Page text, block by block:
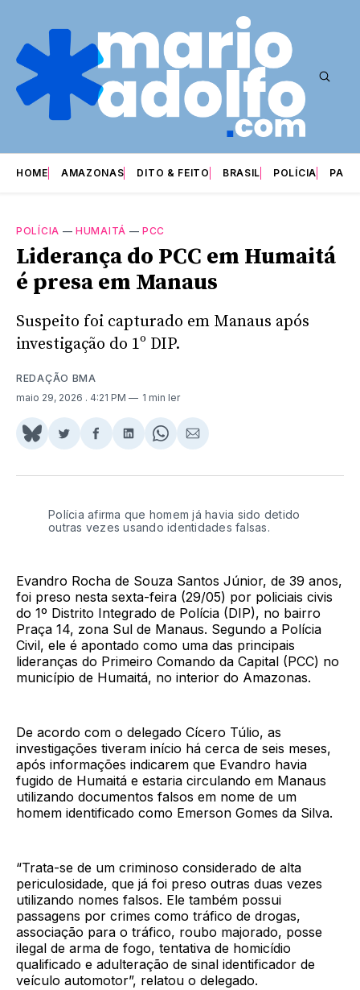
HOME AMAZONAS DITO & FEITO BRASIL POLÍCIA
POLÍCIA —HUMAITÁ —PCC
Liderança do PCC em Humaitá
é presa em Manaus
Suspeito foi capturado em Manaus após
investigação do 1º DIP.
REDAÇÃO BMA
maio 29, 2026 . 4:21 PM 1 min ler
Share
BlueSky
Compartilhar
Twitter
Compartilhar
Facebook
Compartilhar
LinkedIn
Share
WhatsApp
Compartilhar
Email
Polícia afirma que homem já havia sido detido
outras vezes usando identidades falsas.
Evandro Rocha de Souza Santos Júnior, de 39 anos,
foi preso nesta sexta-feira (29/05) por policiais civis
do 1º Distrito Integrado de Polícia (DIP), no bairro
Praça 14, zona Sul de Manaus. Segundo a Polícia
Civil, ele é apontado como uma das principais
lideranças do Primeiro Comando da Capital (PCC) no
município de Humaitá, no interior do Amazonas.
De acordo com o delegado Cícero Túlio, as
investigações tiveram início há cerca de seis meses,
após informações indicarem que Evandro havia
fugido de Humaitá e estaria circulando em Manaus
utilizando documentos falsos em nome de um
homem identificado como Emerson Gomes da Silva.
“Trata-se de um criminoso considerado de alta
periculosidade, que já foi preso outras duas vezes
utilizando nomes falsos. Ele também possui
passagens por crimes como tráfico de drogas,
associação para o tráfico, roubo majorado, posse
ilegal de arma de fogo, tentativa de homicídio
qualificado e adulteração de sinal identificador de
veículo automotor”, relatou o delegado.